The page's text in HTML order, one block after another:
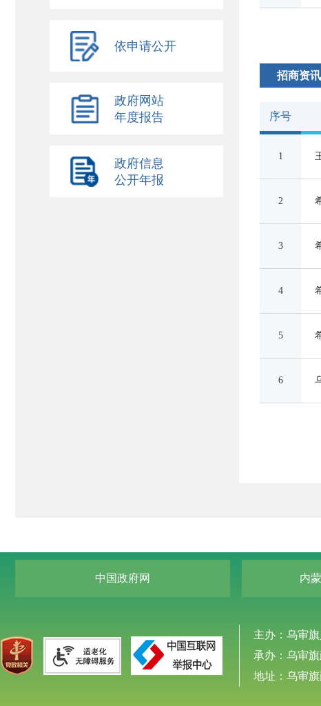
依申请公开
政府网站
年度报告
政府信息
公开年报
招商资讯
序号
1
2
3
4
5
6
中国政府网 内
主办：乌审
承办：乌审
地址：乌审